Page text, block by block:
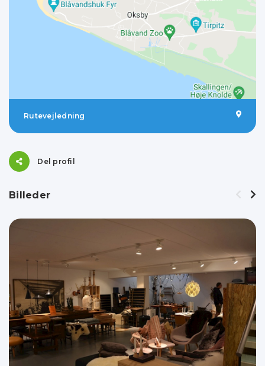
Rutevejledning
Del profil
Billeder